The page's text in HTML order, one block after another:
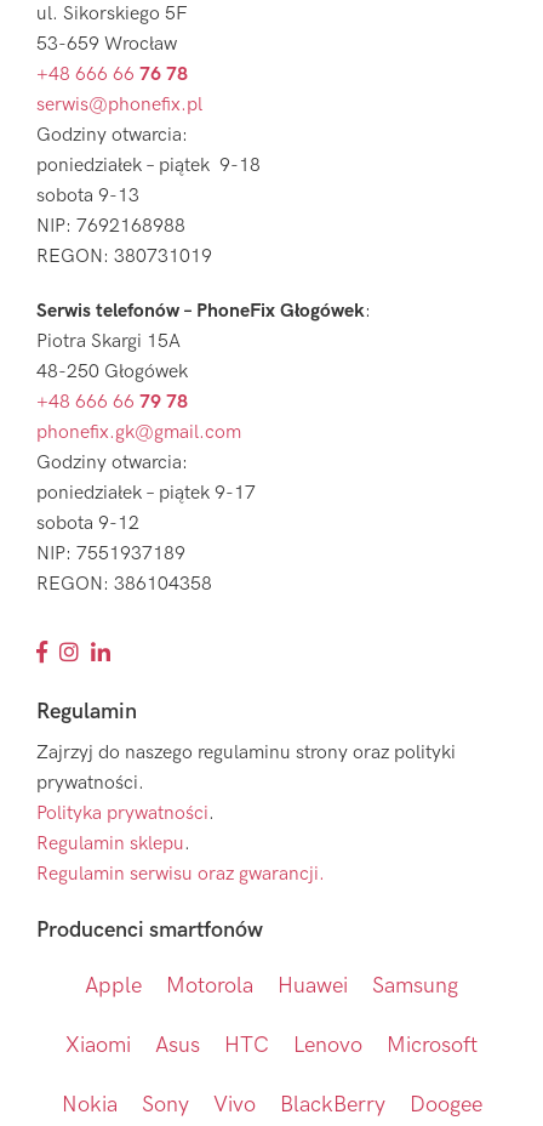
ul. Sikorskiego 5F
53-659 Wrocław
+48 666 66 76 78
serwis@phonefix.pl
Godziny otwarcia:
poniedziałek – piątek 9-18
sobota 9-13
NIP: 7692168988
REGON: 380731019
Serwis telefonów – PhoneFix Głogówek:
Piotra Skargi 15A
48-250 Głogówek
+48 666 66 79 78
phonefix.gk@gmail.com
Godziny otwarcia:
poniedziałek – piątek 9-17
sobota 9-12
NIP: 7551937189
REGON: 386104358
Regulamin
Zajrzyj do naszego regulaminu strony oraz polityki
prywatności.
Polityka prywatności.
Regulamin sklepu.
Regulamin serwisu oraz gwarancji.
Producenci smartfonów
Apple Motorola Huawei Samsung
Xiaomi Asus HTC Lenovo Microsoft
Nokia Sony Vivo BlackBerry Doogee